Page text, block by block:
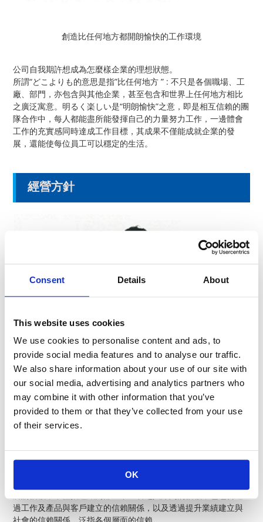
Consent Details About
This website uses cookies
We use cookies to personalise content and ads, to
provide social media features and to analyse our traffic.
We also share information about your use of our site with
our social media, advertising and analytics partners who
may combine it with other information that you’ve
provided to them or that they’ve collected from your use
of their services.
OK
創造比任何地方都開朗愉快的工作環境
公司自我期許想成為怎麼樣企業的理想狀態。
所謂“どこよりも的意思是指”比任何地方 ” : 不只是各個職場、工
廠、部門，亦包含與其他企業，甚至包含和世界上任何地方相比
之廣泛寓意。明るく楽しい是“明朗愉快”之意，即是相互信賴的團
隊合作中，每人都能盡所能發揮自己的力量努力工作，一邊體會
工作的充實感同時達成工作目標，其成果不僅能成就企業的發
展，還能使每位員工可以穩定的生活。
經營方針
信賴
過工作及產品與客戶建立的信賴關係，以及透過提升業績建立與
社會的信賴關係，泛指各個層面的信賴。